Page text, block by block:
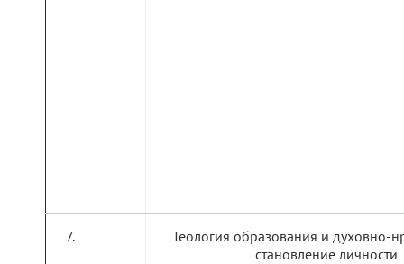
Теология образования и духовно-
становление личности